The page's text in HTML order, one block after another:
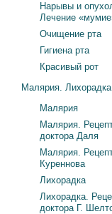
Нарывы и
Лечение
Очищение рта
Гигиена рта
Красивый рот
Малярия. Лихорадка
Малярия
Малярия.
доктора Даля
Малярия.
Куреннова
Лихорадка
Лихорадка.
доктора Г.